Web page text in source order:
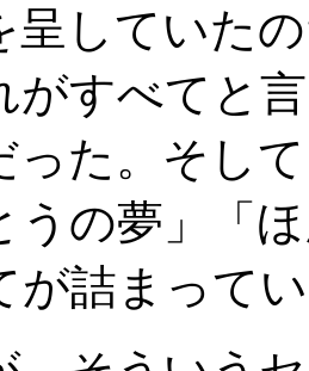
呈していた
がすべてと
った。そし
うの夢」「
が詰まって